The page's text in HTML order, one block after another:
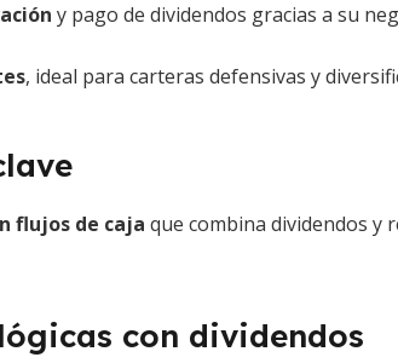
y pago de dividendos gracias a su
, ideal para carteras defensivas y
flujos de caja que combina dividendos y
con dividendos